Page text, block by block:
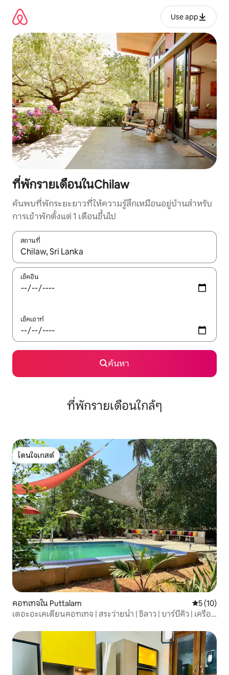
เนื้อหา
Use app
ที่พักรายเดือนในChilaw
ค้นพบที่พักระยะยาวที่ให้ความรู้สึกเหมือนอยู่บ้านสำหรับ
การเข้าพักตั้งแต่ 1 เดือนขึ้นไป
สถานที่
ใช้ลูกศรขึ้นลง หรือใช้การสัมผัสหรือปัด เพื่อสำรวจผลการค้นหา
เช็คอิน
เช็คเอาท์
ค้นหา
ที่พักรายเดือนใกล้ๆ
โดนใจเกสต์
โดนใจเกสต์
คอทเทจใน Puttalam คะแนนเฉลี่
5 (10)
เดอะอะเคเดียนคอทเทจ | สระว่ายน้ำ | ชิลาว | บาร์บีคิว | เครื่อง